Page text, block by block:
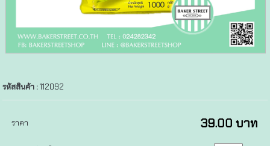
รหัสสินค้า :112092
ราคา 39.00 บาท